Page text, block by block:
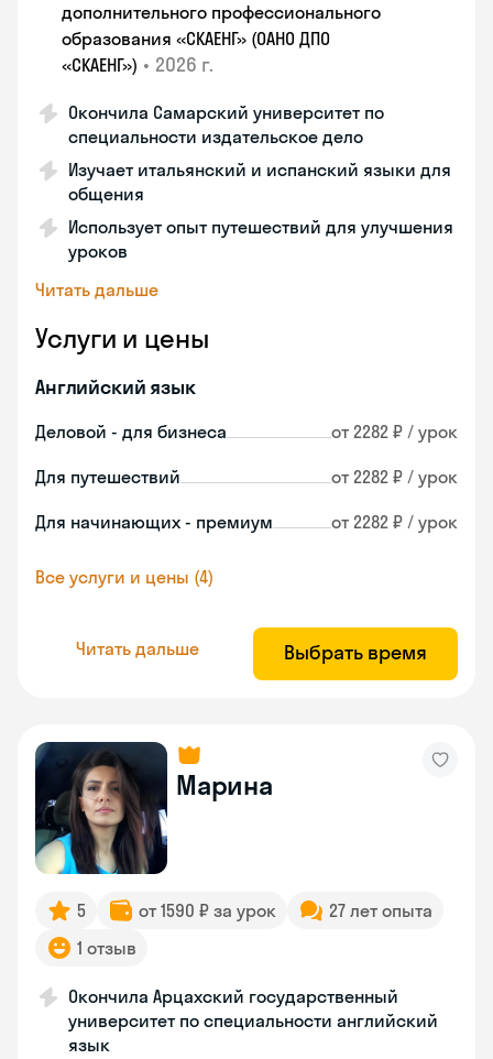
дополнительного профессионального
образования «СКАЕНГ» (ОАНО ДПО
«СКАЕНГ») • 2026 г.
Окончила Самарский университет по
специальности издательское дело
Изучает итальянский и испанский языки для
общения
Использует опыт путешествий для улучшения
уроков
Читать дальше
Услуги и цены
Английский язык
Деловой - для бизнеса от 2282 ₽ / урок
Для путешествий от 2282 ₽ / урок
Для начинающих - премиум от 2282 ₽ / урок
Все услуги и цены (4)
Читать дальше Выбрать время
Марина
5 от 1590 ₽ за урок
27 лет опыта
1 отзыв
Окончила Арцахский государственный
университет по специальности английский
язык